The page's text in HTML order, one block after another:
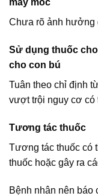
máy móc
Chưa rõ ảnh hưởng
Sử dụng thuốc
cho con bú
Tuân theo chỉ định
vượt trội nguy cơ có
Tương tác thuốc
Tương tác thuốc có
thuốc hoặc gây ra
Bệnh nhân nên báo